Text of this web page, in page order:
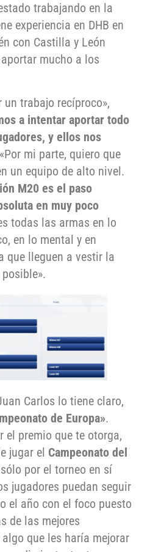
trabajando en la
experiencia en DHB en
con Castilla y León
mucho a los
un trabajo recíproco»,
a intentar aportar todo
y ellos nos
mi parte, quiero que
un equipo de alto nivel.
M20 es el paso
en muy poco
todas las armas en lo
en lo mental y en
que lleguen a vestir la
Carlos lo tiene claro,
de Europa».
el premio que te otorga,
jugar el Campeonato del
por el torneo en sí
jugadores puedan seguir
el año con el foco puesto
de las mejores
que les haría mejorar